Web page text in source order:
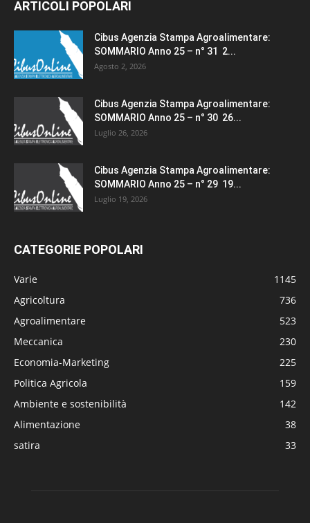
ARTICOLI POPOLARI
Cibus Agenzia Stampa Agroalimentare:
SOMMARIO Anno 25 – n° 31 2...
Agosto 2, 2026
Cibus Agenzia Stampa Agroalimentare:
SOMMARIO Anno 25 – n° 30 26...
Luglio 26, 2026
Cibus Agenzia Stampa Agroalimentare:
SOMMARIO Anno 25 – n° 29 19...
Luglio 19, 2026
CATEGORIE POPOLARI
Varie
1145
Agricoltura
736
Agroalimentare
523
Meccanica
230
Economia-Marketing
225
Politica Agricola
159
Ambiente e sostenibilità
142
Alimentazione
38
satira
33